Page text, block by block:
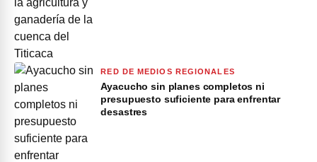
RED DE MEDIOS REGIONALES
Ayacucho sin planes completos ni
presupuesto suficiente para enfrentar
desastres